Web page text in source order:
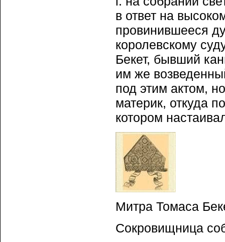
в ответ на
провинившееся
королевскому
Бекет, бывший
им же
под этим актом,
материк, откуда
котором
Митра Томаса
Сокровищница